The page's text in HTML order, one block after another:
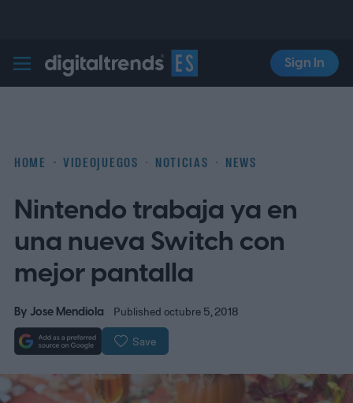
Digital Trends Español
Sign In
HOME VIDEOJUEGOS NOTICIAS NEWS
Nintendo trabaja ya en
una nueva Switch con
mejor pantalla
ByJose Mendiola Published octubre 5, 2018
Save